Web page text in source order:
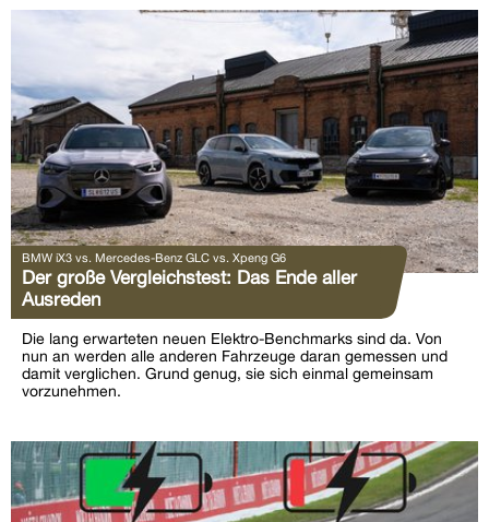
BMW iX3 vs. Mercedes-Benz GLC vs. Xpeng G6
Der große Vergleichstest: Das Ende aller
Ausreden
Die lang erwarteten neuen Elektro-Benchmarks sind da. Von
nun an werden alle anderen Fahrzeuge daran gemessen und
damit verglichen. Grund genug, sie sich einmal gemeinsam
vorzunehmen.